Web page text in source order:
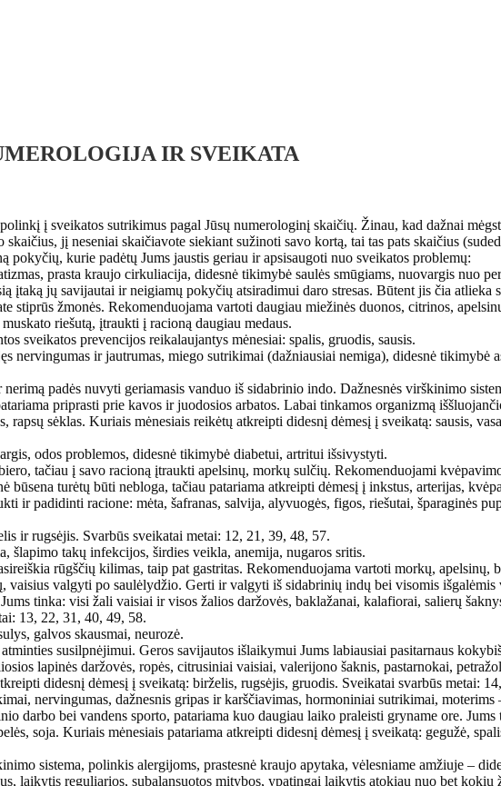
IR SVEIKATA
į sveikatos sutrikimus pagal Jūsų numerologinį skaičių. Žinau, kad dažnai
jį neseniai skaičiavote siekiant sužinoti savo kortą, tai tas pats skaičius
kurie padėtų Jums jaustis geriau ir apsisaugoti nuo sveikatos problemų:
prasta kraujo cirkuliacija, didesnė tikimybė saulės smūgiams, nuovargis nuo
įtaką jų savijautai ir neigiamų pokyčių atsiradimui daro stresas. Būtent jis čia
stiprūs žmonės. Rekomenduojama vartoti daugiau miežinės duonos, citrinos,
riešutą, įtraukti į racioną daugiau medaus.
sveikatos prevencijos reikalaujantys mėnesiai: spalis, gruodis, sausis.
nervingumas ir jautrumas, miego sutrikimai (dažniausiai nemiga), didesnė tikimybė
padės nuvyti geriamasis vanduo iš sidabrinio indo. Dažnesnės virškinimo
priprasti prie kavos ir juodosios arbatos. Labai tinkamos organizmą
sėklas. Kuriais mėnesiais reikėtų atkreipti didesnį dėmesį į sveikatą: sausis,
odos problemos, didesnė tikimybė diabetui, artritui išsivystyti.
tačiau į savo racioną įtraukti apelsinų, morkų sulčių. Rekomenduojami
turėtų būti nebloga, tačiau patariama atkreipti dėmesį į inkstus, arterijas,
ir padidinti racione: mėta, šafranas, salvija, alyvuogės, figos, riešutai, šparaginės
ir rugsėjis. Svarbūs sveikatai metai: 12, 21, 39, 48, 57.
šlapimo takų infekcijos, širdies veikla, anemija, nugaros sritis.
rūgščių kilimas, taip pat gastritas. Rekomenduojama vartoti morkų, apelsinų,
vaisius valgyti po saulėlydžio. Gerti ir valgyti iš sidabrinių indų bei visomis
tinka: visi žali vaisiai ir visos žalios daržovės, baklažanai, kalafiorai, salierų
13, 22, 31, 40, 49, 58.
galvos skausmai, neurozė.
susilpnėjimui. Geros savijautos išlaikymui Jums labiausiai pasitarnaus
lapinės daržovės, ropės, citrusiniai vaisiai, valerijono šaknis, pastarnokai,
didesnį dėmesį į sveikatą: birželis, rugsėjis, gruodis. Sveikatai svarbūs metai:
nervingumas, dažnesnis gripas ir karščiavimas, hormoniniai sutrikimai, moterims
darbo bei vandens sporto, patariama kuo daugiau laiko praleisti gryname ore.
soja. Kuriais mėnesiais patariama atkreipti didesnį dėmesį į sveikatą: gegužė,
sistema, polinkis alergijoms, prastesnė kraujo apytaka, vėlesniame amžiuje –
laikytis reguliarios, subalansuotos mitybos, ypatingai laikytis atokiau nuo bet kokių